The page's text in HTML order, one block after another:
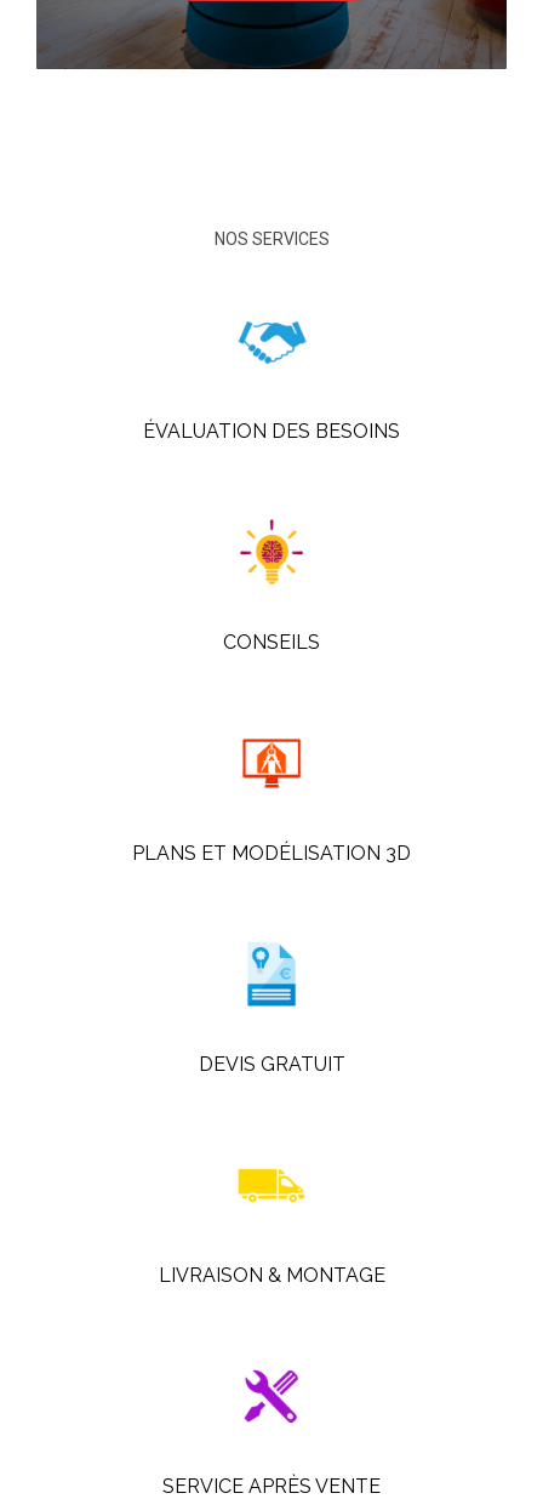
NOS SERVICES
ÉVALUATION DES BESOINS
CONSEILS
PLANS ET MODÉLISATION 3D
DEVIS GRATUIT
LIVRAISON & MONTAGE
SERVICE APRÈS VENTE